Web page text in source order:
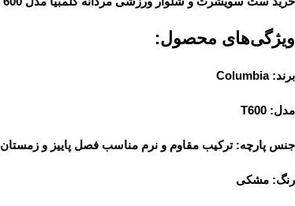
ویژگی‌های محصول:
برند: Columbia
مدل: T600
جنس پارچه: ترکیب مقاوم و نرم مناسب فصل پاییز و زمستان
رنگ: مشکی